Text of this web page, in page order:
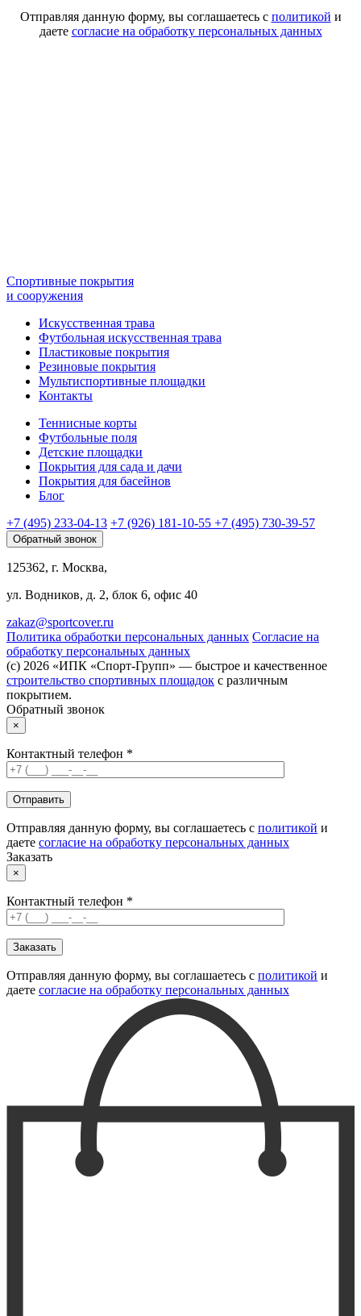
Отправляя данную форму, вы соглашаетесь с политикой и
даете согласие на обработку персональных данных
Спортивные покрытия
и сооружения
Искусственная трава
Футбольная искусственная трава
Пластиковые покрытия
Резиновые покрытия
Мультиспортивные площадки
Контакты
Теннисные корты
Футбольные поля
Детские площадки
Покрытия для сада и дачи
Покрытия для басейнов
Блог
+7 (495) 233-04-13 +7 (926) 181-10-55 +7 (495) 730-39-57
Обратный звонок
125362, г. Москва,
ул. Водников, д. 2, блок 6, офис 40
zakaz@sportcover.ru
Политика обработки персональных данных Согласие на
обработку персональных данных
(c) 2026 «ИПК «Спорт-Групп» — быстрое и качественное
строительство спортивных площадок с различным
покрытием.
Обратный звонок
×
Контактный телефон *
Отправляя данную форму, вы соглашаетесь с политикой и
даете согласие на обработку персональных данных
Заказать
×
Контактный телефон *
Отправляя данную форму, вы соглашаетесь с политикой и
даете согласие на обработку персональных данных